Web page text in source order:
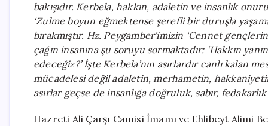
bakışıdır. Kerbela, hakkın, adaletin ve insanlık
‘Zulme boyun eğmektense şerefli bir duruşla
bırakmıştır. Hz. Peygamber’imizin ‘Cennet
çağın insanına şu soruyu sormaktadır: ‘Hakkın
edeceğiz?’ İşte Kerbela’nın asırlardır canlı kalan
mücadelesi değil adaletin, merhametin,
asırlar geçse de insanlığa doğruluk, sabır,
Hazreti Ali Çarşı Camisi İmamı ve Ehlibeyt Alimi